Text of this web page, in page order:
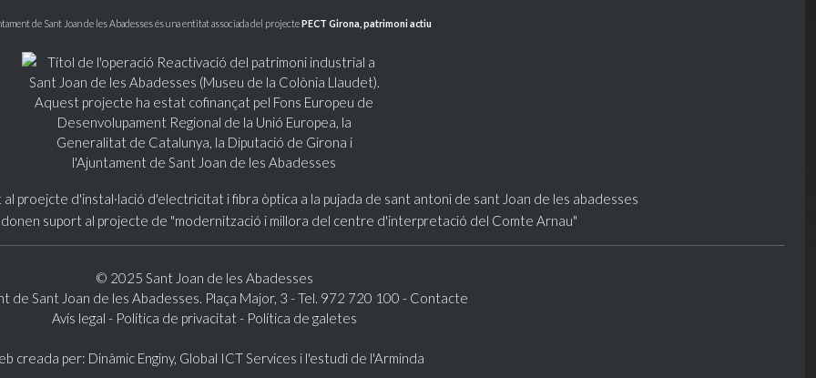
de Sant Joan de les Abadesses és una entitat associada del projectePECT Girona, patrimoni actiu
© 2025 Sant Joan de les Abadesses
de Sant Joan de les Abadesses. Plaça Major, 3 - Tel. 972 720 100 - Contacte
Avís legal - Política de privacitat - Política de galetes
creada per: Dinàmic Enginy, Global ICT Services i l'estudi de l'Arminda